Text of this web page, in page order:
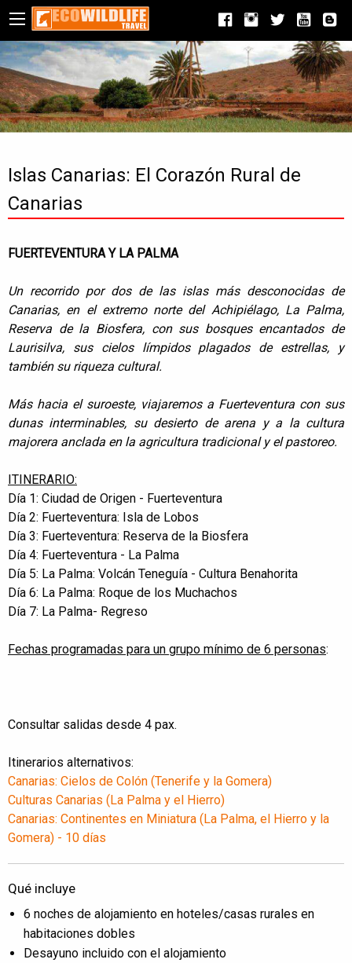
Islas Canarias: El Corazón Rural de
Canarias
FUERTEVENTURA Y LA PALMA
Un recorrido por dos de las islas más desconocidas de
Canarias, en el extremo norte del Achipiélago, La Palma,
Reserva de la Biosfera, con sus bosques encantados de
Laurisilva, sus cielos límpidos plagados de estrellas, y
también su riqueza cultural.
Más hacia el suroeste, viajaremos a Fuerteventura con sus
dunas interminables, su desierto de arena y a la cultura
majorera anclada en la agricultura tradicional y el pastoreo.
ITINERARIO:
Día 1: Ciudad de Origen - Fuerteventura
Día 2: Fuerteventura: Isla de Lobos
Día 3: Fuerteventura: Reserva de la Biosfera
Día 4: Fuerteventura - La Palma
Día 5: La Palma: Volcán Teneguía - Cultura Benahorita
Día 6: La Palma: Roque de los Muchachos
Día 7: La Palma- Regreso
Fechas programadas para un grupo mínimo de 6 personas:
Consultar salidas desde 4 pax.
Itinerarios alternativos:
Canarias: Cielos de Colón (Tenerife y la Gomera)
Culturas Canarias (La Palma y el Hierro)
Canarias: Continentes en Miniatura (La Palma, el Hierro y la
Gomera) - 10 días
Qué incluye
6 noches de alojamiento en hoteles/casas rurales en
habitaciones dobles
Desayuno incluido con el alojamiento